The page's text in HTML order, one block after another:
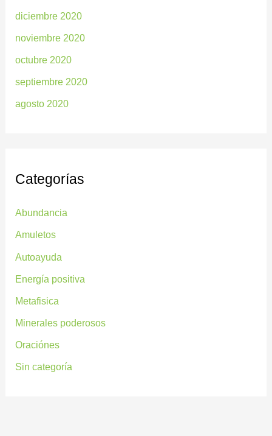
diciembre 2020
noviembre 2020
octubre 2020
septiembre 2020
agosto 2020
Categorías
Abundancia
Amuletos
Autoayuda
Energía positiva
Metafisica
Minerales poderosos
Oraciónes
Sin categoría